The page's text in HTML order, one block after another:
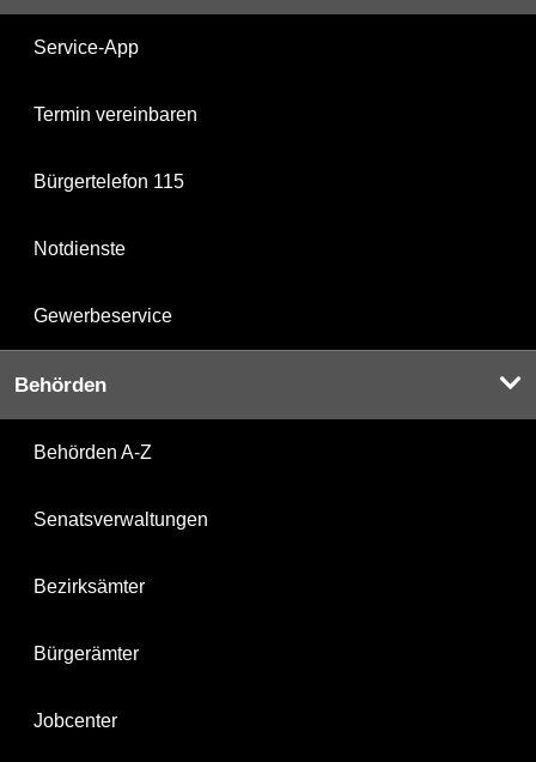
Service-App
Termin vereinbaren
Bürgertelefon 115
Notdienste
Gewerbeservice
Behörden
Behörden A-Z
Senatsverwaltungen
Bezirksämter
Bürgerämter
Jobcenter